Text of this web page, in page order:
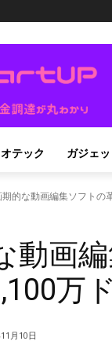
テック ガジェ
期的な動画編集ソフト
動画
万
月10日